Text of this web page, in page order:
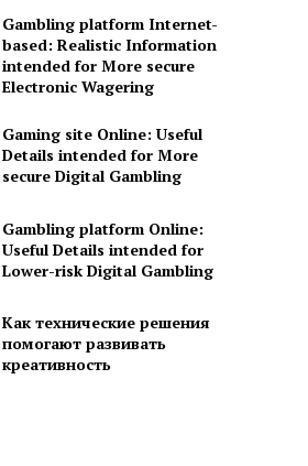
Gambling platform Internet-
based: Realistic Information
intended for More secure
Electronic Wagering
Gaming site Online: Useful
Details intended for More
secure Digital Gambling
Gambling platform Online:
Useful Details intended for
Lower-risk Digital Gambling
Как технические решения
помогают развивать
креативность